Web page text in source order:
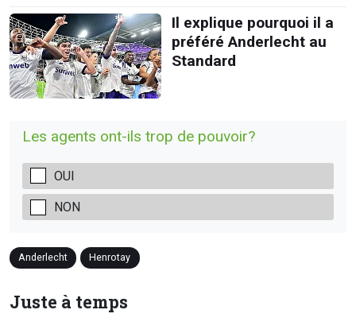
Il explique pourquoi il a
préféré Anderlecht au
Standard
Les agents ont-ils trop de pouvoir?
OUI
NON
Anderlecht Henrotay
Juste à temps